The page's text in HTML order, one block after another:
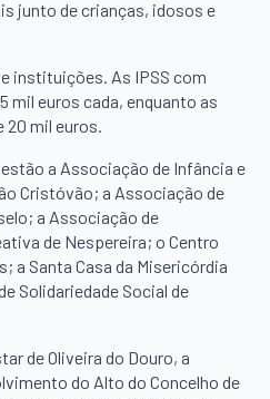
junto de crianças, idosos e
instituições. As IPSS com
mil euros cada, enquanto as
20 mil euros.
a Associação de Infância e
Cristóvão; a Associação de
a Associação de
de Nespereira; o Centro
a Santa Casa da Misericórdia
Solidariedade Social de
de Oliveira do Douro, a
do Alto do Concelho de